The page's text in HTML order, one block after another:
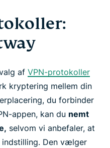
af VPN-protokoller
kryptering mellem din
du forbinder
appen, kan du nemt
selvom vi anbefaler, at
Den vælger